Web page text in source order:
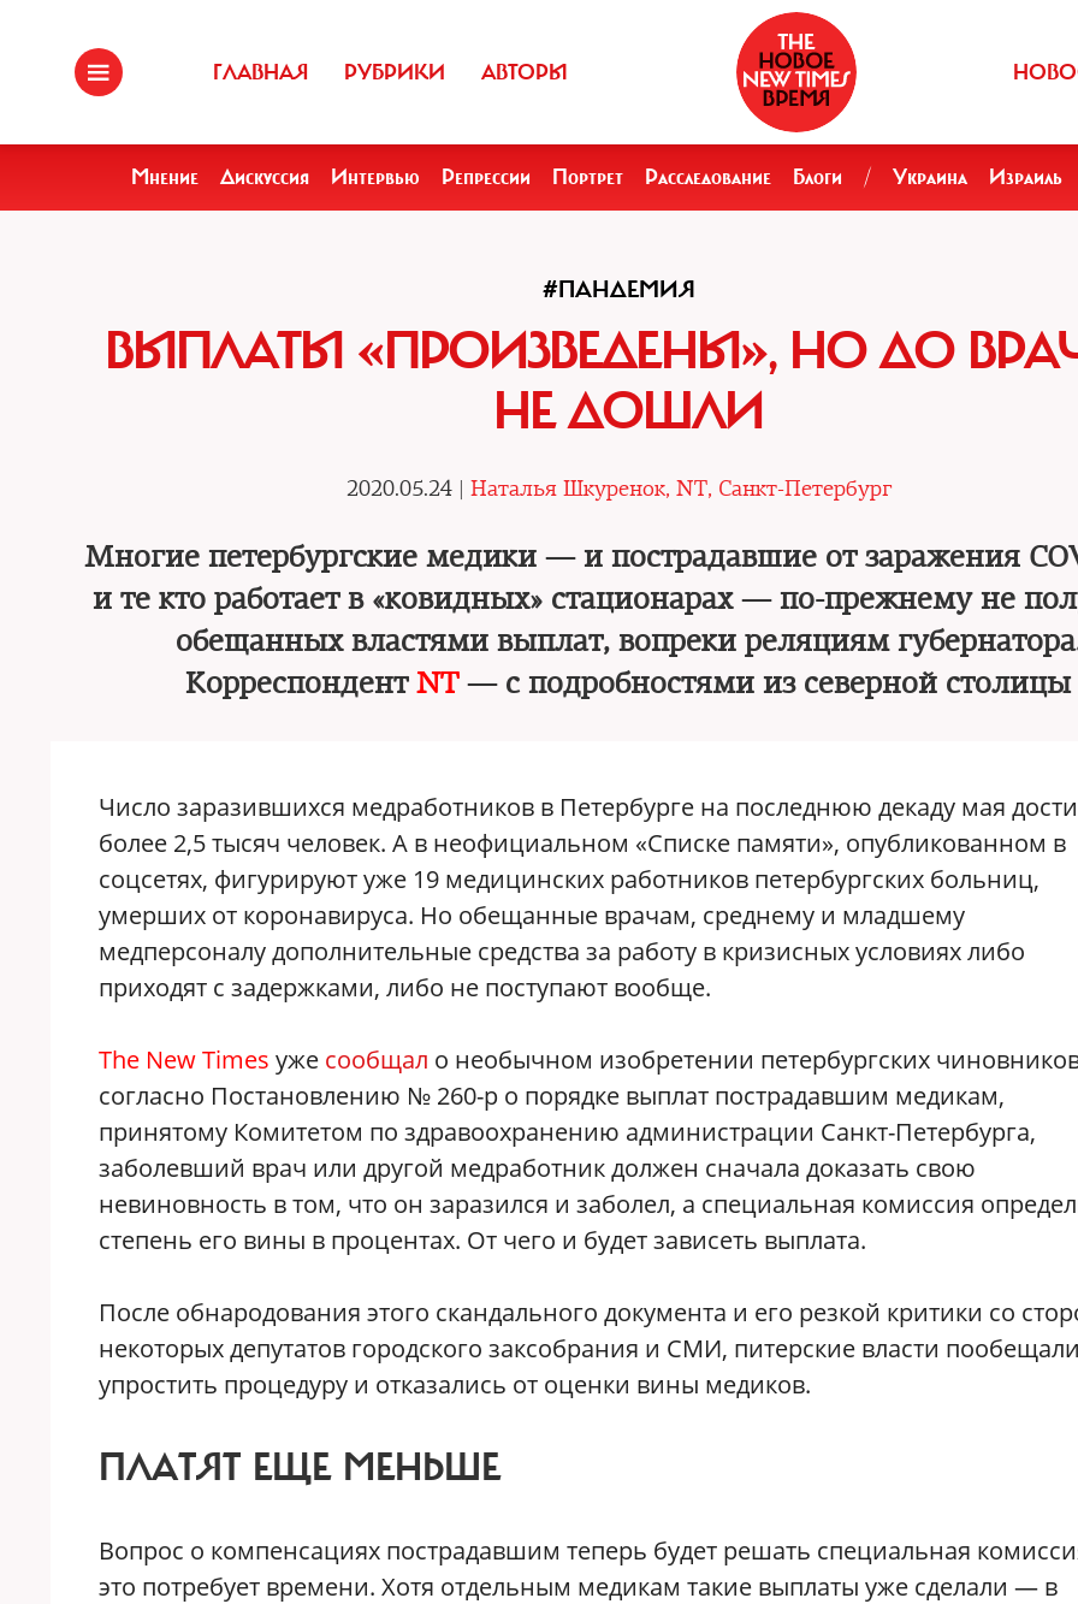
ГЛАВНАЯ РУБРИКИ АВТОРЫ
Мнение Дискуссия Интервью Репрессии Портрет Расследование Блоги / Украина Израиль
#ПАНДЕМИЯ
ВЫПЛАТЫ «ПРОИЗВЕДЕНЫ», НО ДО
НЕ ДОШЛИ
2020.05.24 | Наталья Шкуренок, NT, Санкт-Петербург
Многие петербургские медики — и пострадавшие от заражения
и те кто работает в «ковидных» стационарах — по-прежнему не
обещанных властями выплат, вопреки реляциям
Корреспондент NT— c подробностями из северной столицы
Число заразившихся медработников в Петербурге на последнюю декаду мая
более 2,5 тысяч человек. А в неофициальном «Списке памяти», опубликованном в
соцсетях, фигурируют уже 19 медицинских работников петербургских больниц,
умерших от коронавируса. Но обещанные врачам, среднему и младшему
медперсоналу дополнительные средства за работу в кризисных условиях либо
приходят с задержками, либо не поступают вообще.
The New Times уже сообщал о необычном изобретении петербургских
согласно Постановлению № 260-р о порядке выплат пострадавшим медикам,
принятому Комитетом по здравоохранению администрации Санкт-Петербурга,
заболевший врач или другой медработник должен сначала доказать свою
невиновность в том, что он заразился и заболел, а специальная комиссия
степень его вины в процентах. От чего и будет зависеть выплата.
После обнародования этого скандального документа и его резкой критики со
некоторых депутатов городского заксобрания и СМИ, питерские власти пообещали
упростить процедуру и отказались от оценки вины медиков.
ПЛАТЯТ ЕЩЕ МЕНЬШЕ
Вопрос о компенсациях пострадавшим теперь будет решать специальная
это потребует времени. Хотя отдельным медикам такие выплаты уже сделали — в